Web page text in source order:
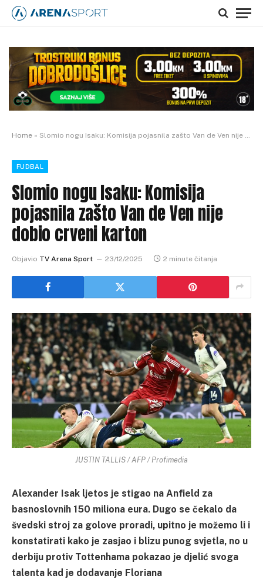
Home » Slomio nogu Isaku: Komisija pojasnila zašto Van de Ven nije dobio crveni karton
FUDBAL
Slomio nogu Isaku: Komisija
pojasnila zašto Van de Ven nije
dobio crveni karton
Objavio TV Arena Sport 23/12/2025 2 minute čitanja
JUSTIN TALLIS / AFP / Profimedia
Alexander Isak ljetos je stigao na Anfield za
basnoslovnih 150 miliona eura. Dugo se čekalo da
švedski stroj za golove proradi, upitno je možemo li i
konstatirati kako je zasjao i blizu punog svjetla, no u
derbiju protiv Tottenhama pokazao je djelić svoga
talenta kad je dodavanje Floriana